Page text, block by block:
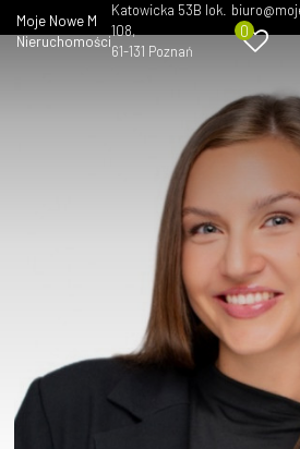
Moje Nowe M
Nieruchomości
Katowicka 53B lok.
108
61-131 Poznań
0